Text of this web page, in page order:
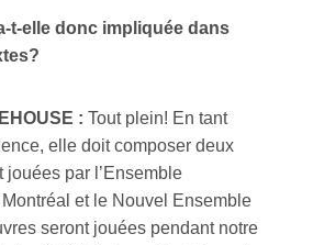
t-elle donc impliquée dans
: Tout plein! En tant
elle doit composer deux
par l’Ensemble
et le Nouvel Ensemble
seront jouées pendant notre